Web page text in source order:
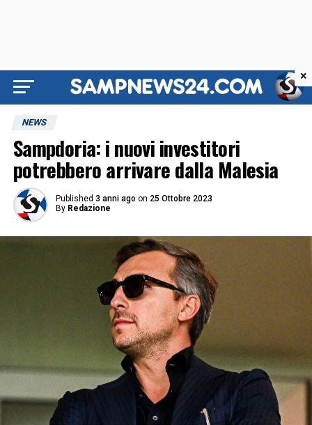
NEWS
Sampdoria: i nuovi investitori
potrebbero arrivare dalla Malesia
Published 3 anni ago on 25 Ottobre 2023
By Redazione
×